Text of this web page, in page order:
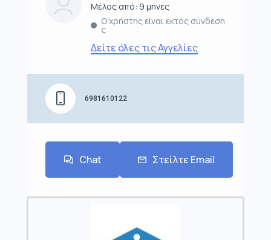
Μέλος από: 9 μήνες
Ο χρήστης είναι εκτός σύνδεση
ς
Δείτε όλες τις Αγγελίες
6981610122
Chat Στείλτε Email